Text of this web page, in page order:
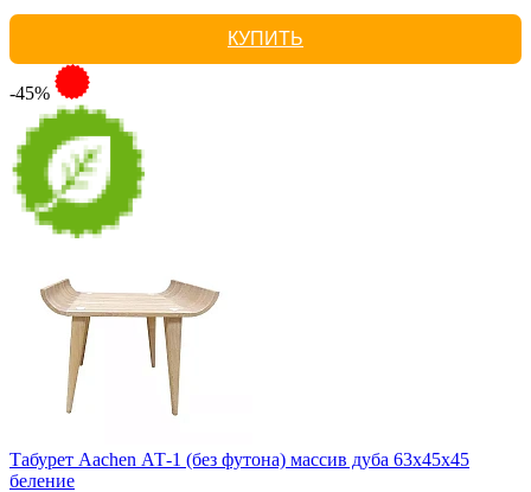
КУПИТЬ
-45%
Табурет Aachen АТ-1 (без футона) массив дуба 63х45х45
беление